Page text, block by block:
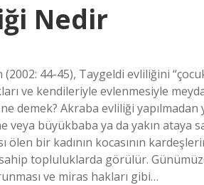
Nedir
44-45), Taygeldi evliliğini
ve kendileriyle evlenmesiyle
demek? Akraba evliliği
veya büyükbaba ya da yakın ataya
ölen bir kadının kocasının
topluluklarda görülür.
ve miras hakları gibi…